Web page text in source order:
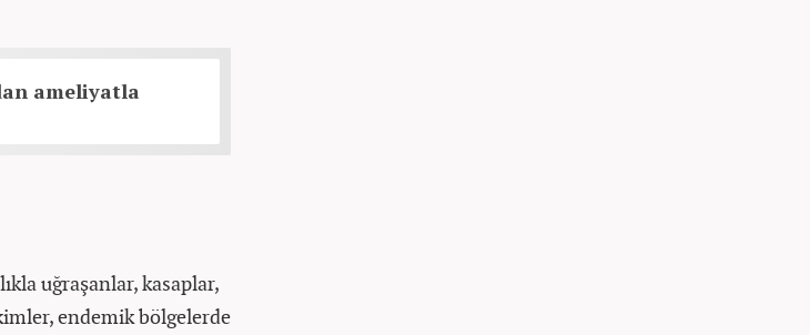
ameliyatla
uğraşanlar, kasaplar,
endemik bölgelerde